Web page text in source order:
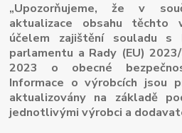
„Upozorňujeme, že v
aktualizace obsahu těchto
účelem zajištění souladu s
parlamentu a Rady (EU)
2023 o obecné
Informace o výrobcích jsou
aktualizovány na základě
jednotlivými výrobci a